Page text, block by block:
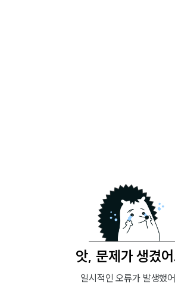
앗, 문제가 생겼
일시적인 오류가 발생했